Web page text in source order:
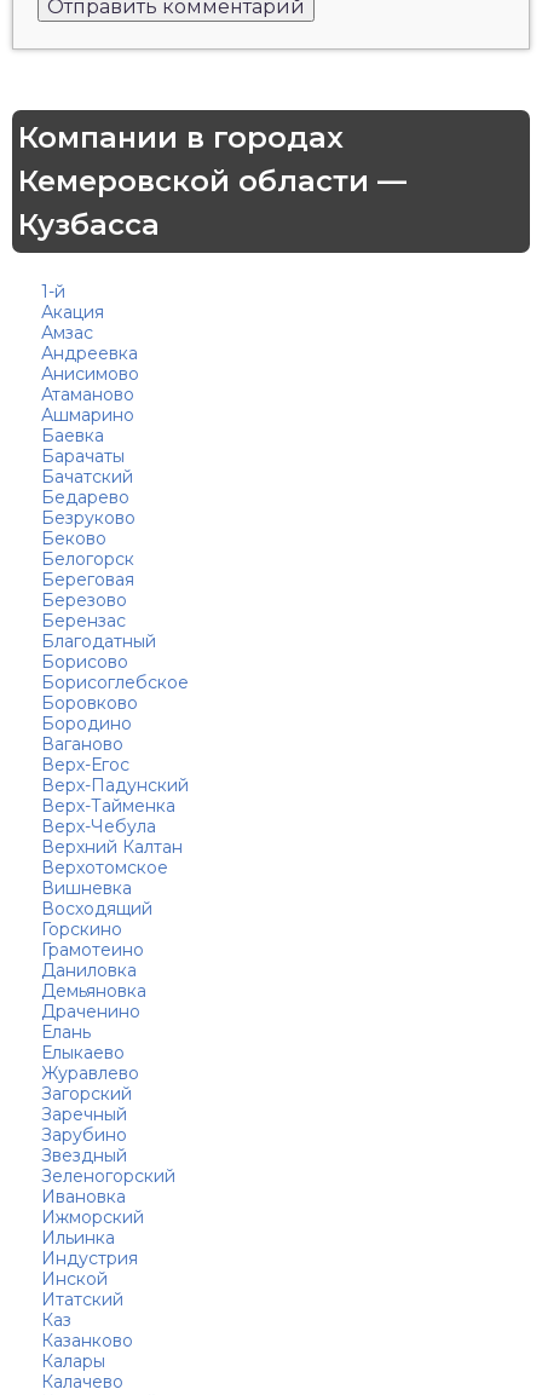
Компании в городах
Кемеровской области —
Кузбасса
1-й
Акация
Амзас
Андреевка
Анисимово
Атаманово
Ашмарино
Баевка
Барачаты
Бачатский
Бедарево
Безруково
Беково
Белогорск
Береговая
Березово
Берензас
Благодатный
Борисово
Борисоглебское
Боровково
Бородино
Ваганово
Верх-Егос
Верх-Падунский
Верх-Тайменка
Верх-Чебула
Верхний Калтан
Верхотомское
Вишневка
Восходящий
Горскино
Грамотеино
Даниловка
Демьяновка
Драченино
Елань
Елыкаево
Журавлево
Загорский
Заречный
Зарубино
Звездный
Зеленогорский
Ивановка
Ижморский
Ильинка
Индустрия
Инской
Итатский
Каз
Казанково
Калары
Калачево